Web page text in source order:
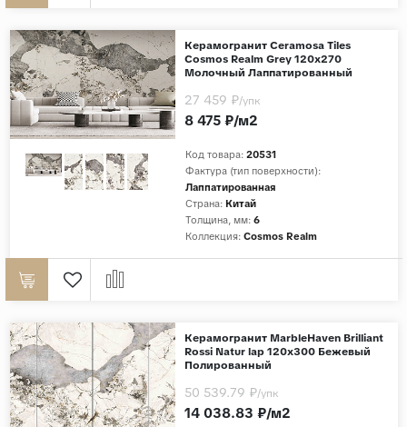
Сатинированная
Страны
Индия
Китай
Испания
Керамогранит Ceramosa Tiles
Cosmos Realm Grey 120x270
Молочный Лаппатированный
Код товара: 20531
Фактура (тип поверхности):
Лаппатированная
Страна: Китай
Толщина, мм: 6
Коллекция: Cosmos Realm
8 475 ₽/м2
27 459 ₽/упк
Керамогранит MarbleHaven Brilliant
Rossi Natur lap 120x300 Бежевый
Полированный
14 038.83 ₽/м2
50 539.79 ₽/упк